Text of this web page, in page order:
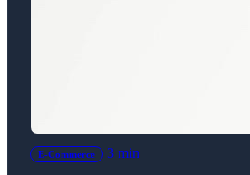
E-Commerce 3 min